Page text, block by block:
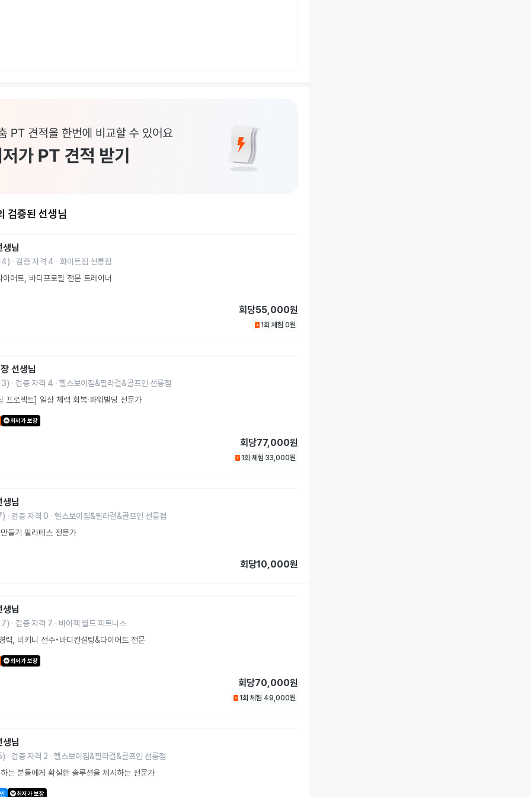
검증된 선생님
님
) 검증 자격 4
화이트짐 선릉점
이어트, 바디프로필 전문 트레이너
회당55,000원
1회 체험 0원
선생님
) 검증 자격 4
헬스보이짐&필라걸&골프인 선릉점
프로젝트] 일상 체력 회복·파워빌딩 전문가
최저가 보장
회당77,000원
1회 체험 33,000원
님
) 검증 자격 0
헬스보이짐&필라걸&골프인 선릉점
들기 필라테스 전문가
회당10,000원
님
) 검증 자격 7
바이젝 월드 피트니스
력, 비키니 선수•바디컨설팅&다이어트 전문
최저가 보장
회당70,000원
1회 체험 49,000원
님
) 검증 자격 2
헬스보이짐&필라걸&골프인 선릉점
는 분들에게 확실한 솔루션을 제시하는 전문가
최저가 보장